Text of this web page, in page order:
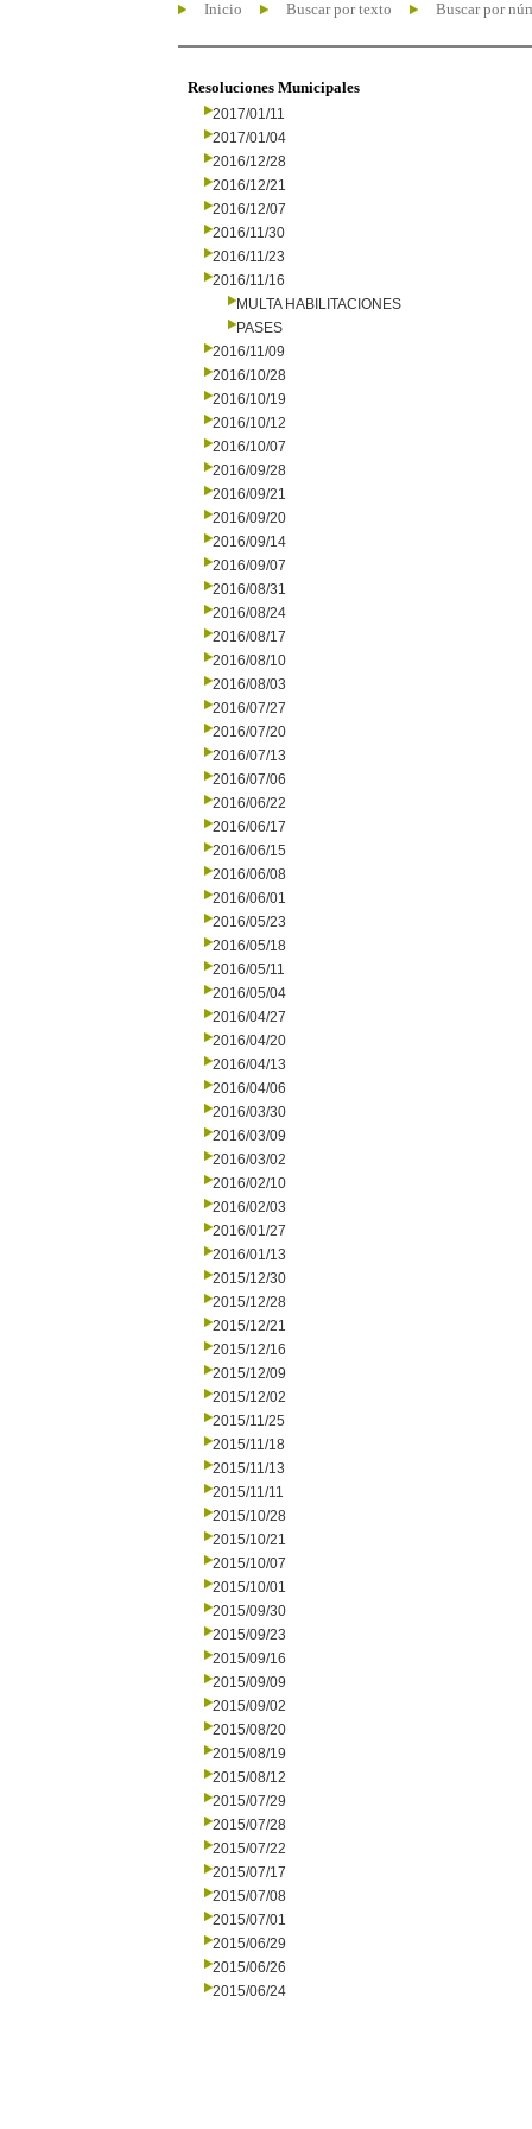
Inicio Buscar por texto Buscar por
Resoluciones Municipales
2017/01/11
2017/01/04
2016/12/28
2016/12/21
2016/12/07
2016/11/30
2016/11/23
2016/11/16
MULTA HABILITACIONES
PASES
2016/11/09
2016/10/28
2016/10/19
2016/10/12
2016/10/07
2016/09/28
2016/09/21
2016/09/20
2016/09/14
2016/09/07
2016/08/31
2016/08/24
2016/08/17
2016/08/10
2016/08/03
2016/07/27
2016/07/20
2016/07/13
2016/07/06
2016/06/22
2016/06/17
2016/06/15
2016/06/08
2016/06/01
2016/05/23
2016/05/18
2016/05/11
2016/05/04
2016/04/27
2016/04/20
2016/04/13
2016/04/06
2016/03/30
2016/03/09
2016/03/02
2016/02/10
2016/02/03
2016/01/27
2016/01/13
2015/12/30
2015/12/28
2015/12/21
2015/12/16
2015/12/09
2015/12/02
2015/11/25
2015/11/18
2015/11/13
2015/11/11
2015/10/28
2015/10/21
2015/10/07
2015/10/01
2015/09/30
2015/09/23
2015/09/16
2015/09/09
2015/09/02
2015/08/20
2015/08/19
2015/08/12
2015/07/29
2015/07/28
2015/07/22
2015/07/17
2015/07/08
2015/07/01
2015/06/29
2015/06/26
2015/06/24